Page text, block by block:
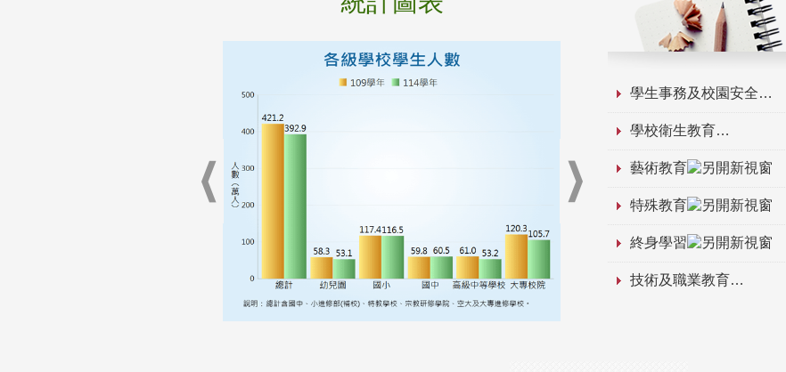
學生事務及校園安全
學校衛生教育
藝術教育
特殊教育
終身學習
技術及職業教育